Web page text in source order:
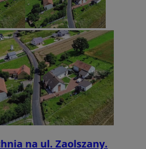
na ul. Zaolszany.